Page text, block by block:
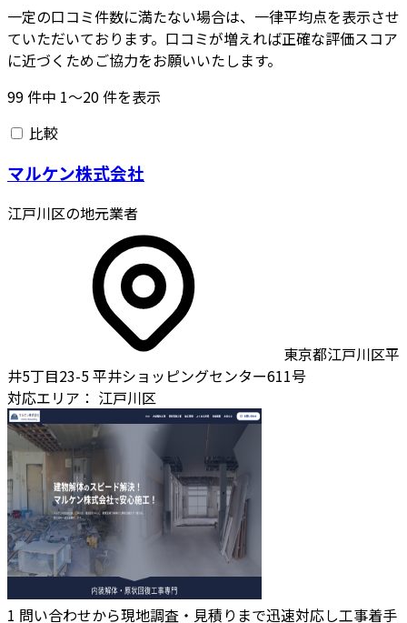
一定の口コミ件数に満たない場合は、一律平均点を表示させ
ていただいております。口コミが増えれば正確な評価スコア
に近づくためご協力をお願いいたします。
99件中 1〜20件を表示
比較
マルケン株式会社
江戸川区の地元業者
東京都江戸川区平
井5丁目23-5 平井ショッピングセンター611号
対応エリア： 江戸川区
1 問い合わせから現地調査・見積りまで迅速対応し工事着手